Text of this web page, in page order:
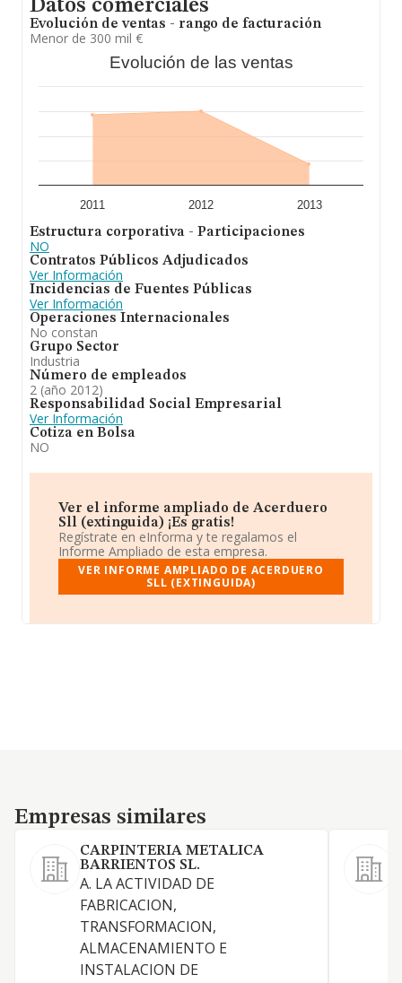
Datos comerciales
Evolución de ventas - rango de facturación
Menor de 300 mil €
Evolución de las ventas
2011 2012 2013
Estructura corporativa - Participaciones
NO
Contratos Públicos Adjudicados
Ver Información
Incidencias de Fuentes Públicas
Ver Información
Operaciones Internacionales
No constan
Grupo Sector
Industria
Número de empleados
2 (año 2012)
Responsabilidad Social Empresarial
Ver Información
Cotiza en Bolsa
NO
Ver el informe ampliado de Acerduero
Sll (extinguida) ¡Es gratis!
Regístrate en eInforma y te regalamos el
Informe Ampliado de esta empresa.
VER INFORME AMPLIADO DE ACERDUERO
SLL (EXTINGUIDA)
Empresas similares
Empresas similares
CARPINTERIA METALICA
BARRIENTOS SL.
A. LA ACTIVIDAD DE
FABRICACION,
TRANSFORMACION,
ALMACENAMIENTO E
INSTALACION DE